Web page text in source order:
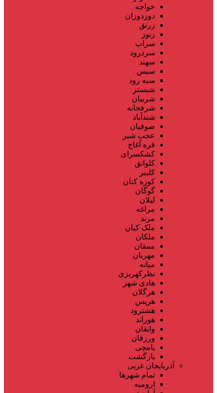
خواجه
دوزدوزان
زرنق
زنوز
سراب
سردرود
سهند
سیس
سیه رود
شبستر
شربیان
شرفخانه
شندآباد
صوفیان
عجب شیر
قره آغاج
کشکسرای
کلوانق
کلیبر
کوزه کنان
گوگان
لیلان
مراغه
مرند
ملک کیان
ملکان
ممقان
مهربان
میانه
نظرکهریزی
هادی شهر
هرگلان
هریس
هشترود
هوراند
وایقان
ورزقان
یامچی
بازگشت
آذربایجان غربی
تمام شهر‌ها
ارومیه